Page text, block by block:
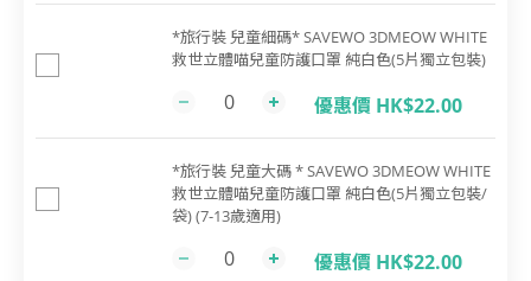
*旅行裝 兒童細碼* SAVEWO 3DMEOW WHITE
救世立體喵兒童防護口罩 純白色(5片獨立包裝)
優惠價 HK$22.00
*旅行裝 兒童大碼 * SAVEWO 3DMEOW WHITE
救世立體喵兒童防護口罩 純白色(5片獨立包裝/
袋) (7-13歲適用)
優惠價 HK$22.00